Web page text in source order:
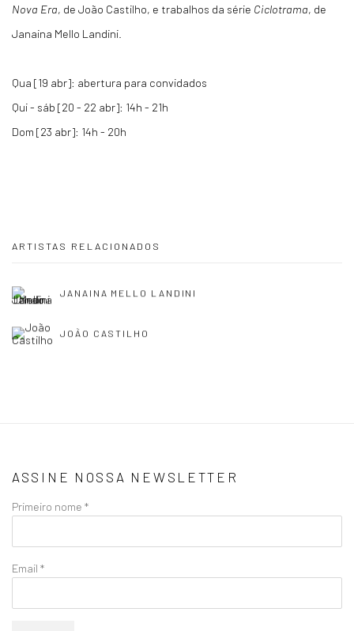
Nova Era, de João Castilho, e trabalhos da série Ciclotrama, de
Janaina Mello Landini.
Qua [19 abr]: abertura para convidados
Qui - sáb [20 - 22 abr]: 14h - 21h
Dom [23 abr]: 14h - 20h
ARTISTAS RELACIONADOS
JANAINA MELLO LANDINI
JOÃO CASTILHO
ASSINE NOSSA NEWSLETTER
Primeiro nome *
Email *